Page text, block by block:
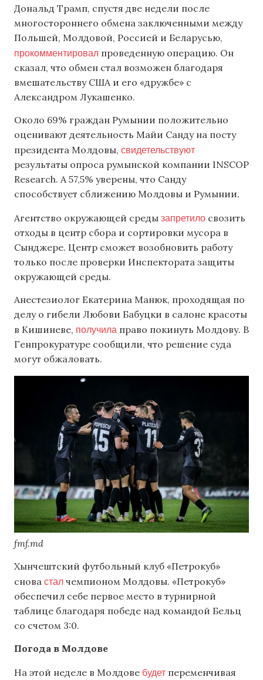
Дональд Трамп, спустя две недели после
многостороннего обмена заключенными между
Польшей, Молдовой, Россией и Беларусью,
прокомментировал проведенную операцию. Он
сказал, что обмен стал возможен благодаря
вмешательству США и его «дружбе» с
Александром Лукашенко.
Около 69% граждан Румынии положительно
оценивают деятельность Майи Санду на посту
президента Молдовы, свидетельствуют
результаты опроса румынской компании INSCOP
Research. А 57,5% уверены, что Санду
способствует сближению Молдовы и Румынии.
Агентство окружающей среды запретило свозить
отходы в центр сбора и сортировки мусора в
Сынджере. Центр сможет возобновить работу
только после проверки Инспектората защиты
окружающей среды.
Анестезиолог Екатерина Манюк, проходящая по
делу о гибели Любови Бабуцки в салоне красоты
в Кишиневе, получила право покинуть Молдову. В
Генпрокуратуре сообщили, что решение суда
могут обжаловать.
fmf.md
Хынчештский футбольный клуб «Петрокуб»
снова стал чемпионом Молдовы. «Петрокуб»
обеспечил себе первое место в турнирной
таблице благодаря победе над командой Бельц
со счетом 3:0.
Погода в Молдове
На этой неделе в Молдове будет переменчивая